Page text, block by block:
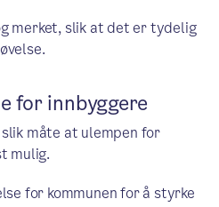
merket, slik at det er tydelig
for innbyggere
måte at ulempen for
mulig.
for kommunen for å styrke